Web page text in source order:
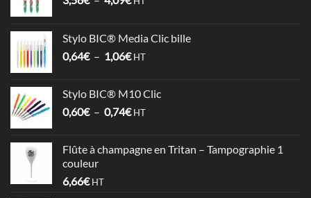
3,58€
à
Stylo BIC® Media Clic bille
0,64€ – 1,06€Plage
0,64€
à
HT
Stylo BIC® M10 Clic
0,60€ – 0,74€Plage
0,60€
HT
Flûte à champagne en Tritan – Tampographie 1
couleur
6,66€ HT